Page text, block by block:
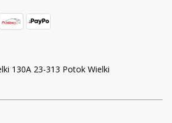
130A 23-313 Potok Wielki